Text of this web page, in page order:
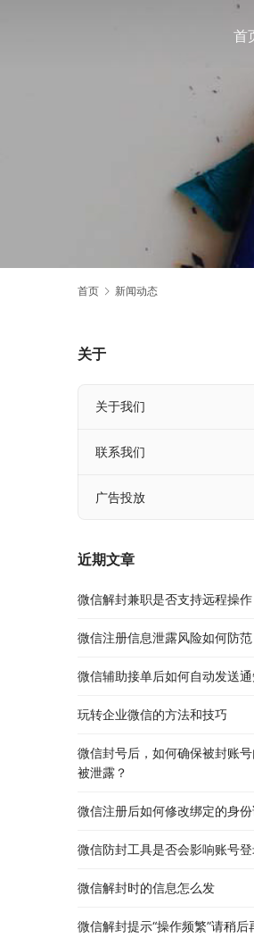
首
首页 新闻动态
关于
关于我们
联系我们
广告投放
近期文章
微信解封兼职是否支持远程操作
微信注册信息泄露风险如何防范
微信辅助接单后如何自动发送通
玩转企业微信的方法和技巧
微信封号后，如何确保被封账
被泄露？
微信注册后如何修改绑定的身份
微信防封工具是否会影响账号登
微信解封时的信息怎么发
微信解封提示“操作频繁”请稍后